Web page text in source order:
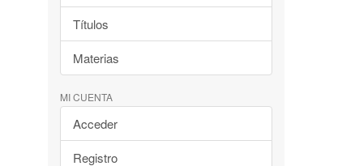
Títulos
Materias
MI CUENTA
Acceder
Registro